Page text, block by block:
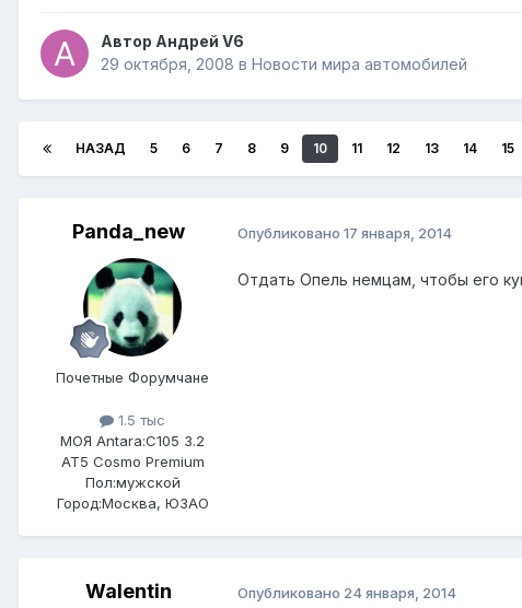
Автор Андрей V6
29 октября, 2008 в Новости мира автомобилей
НАЗАД 5 6 7 8 9 10 11 12 13 14 15
Panda_new
Почетные Форумчане
1.5 тыс
МОЯ Antara:C105 3.2
AT5 Cosmo Premium
Пол:мужской
Город:Москва, ЮЗАО
Опубликовано 17 января, 2014
Отдать Опель немцам, чтобы его
Walentin Опубликовано 24 января, 2014